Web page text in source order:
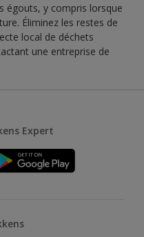
égouts, y compris lorsque
Éliminez les restes de
local de déchets
une entreprise de
Expert